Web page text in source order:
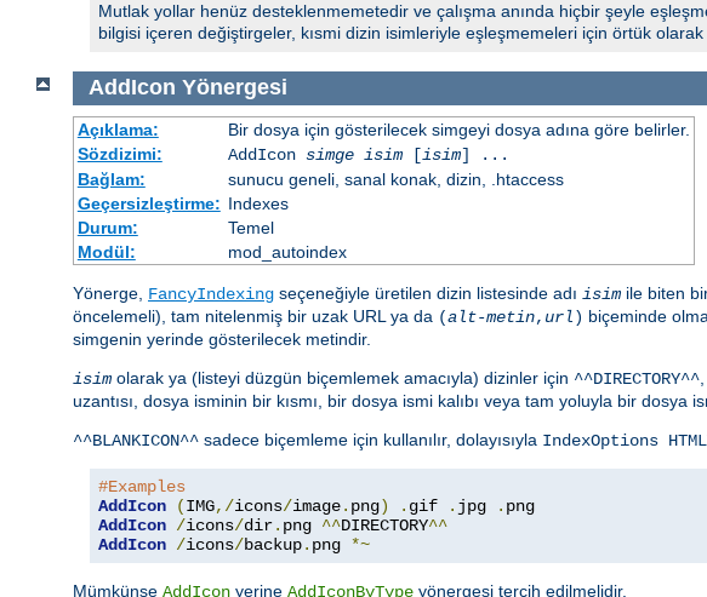
Mutlak yollar henüz desteklenmemetedir ve çalışma anında hiçbir şeyle
bilgisi içeren değiştirgeler, kısmi dizin isimleriyle eşleşmemeleri için örtük olarak
AddIcon Yönergesi
Açıklama:
Bir dosya için gösterilecek simgeyi dosya adına göre belirler.
Sözdizimi:
AddIcon simge isim[isim] ...
Bağlam:
sunucu geneli, sanal konak, dizin, .htaccess
Geçersizleştirme: Indexes
Durum:
Temel
Modül:
mod_autoindex
Yönerge, FancyIndexing seçeneğiyle üretilen dizin listesinde adı isim ile biten
öncelemeli), tam nitelenmiş bir uzak URL ya da (alt-metin, url) biçeminde
simgenin yerinde gösterilecek metindir.
isim olarak ya (listeyi düzgün biçemlemek amacıyla) dizinler için ^^DIRECTORY^^
uzantısı, dosya isminin bir kısmı, bir dosya ismi kalıbı veya tam yoluyla bir dosya
^^BLANKICON^^ sadece biçemleme için kullanılır, dolayısıyla IndexOptions
#Examples
AddIcon
(IMG,/icons/image. png) . gif . jpg .
AddIcon /icons/dir. png ^^DIRECTORY^^
AddIcon /icons/backup. png *~
Mümkünse AddIcon yerine AddIconByType yönergesi tercih edilmelidir.